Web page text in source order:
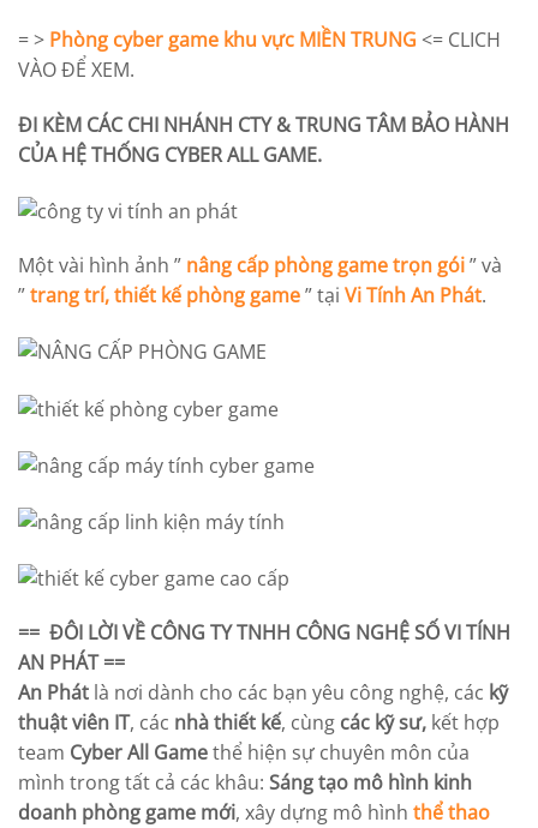
= > Phòng cyber game khu vực MIỀN TRUNG <= CLICH
VÀO ĐỂ XEM.
ĐI KÈM CÁC CHI NHÁNH CTY & TRUNG TÂM BẢO HÀNH
CỦA HỆ THỐNG CYBER ALL GAME.
Một vài hình ảnh ” nâng cấp phòng game trọn gói” và
”trang trí, thiết kế phòng game” tại Vi Tính An Phát.
== ĐÔI LỜI VỀ CÔNG TY TNHH CÔNG NGHỆ SỐ VI TÍNH
AN PHÁT==
An Phát là nơi dành cho các bạn yêu công nghệ, các kỹ
thuật viên IT, các nhà thiết kế, cùng các kỹ sư, kết hợp
team Cyber All Gamethể hiện sự chuyên môn của
mình trong tất cả các khâu: Sáng tạo mô hình kinh
doanh phòng game mới, xây dựng mô hình thể thao